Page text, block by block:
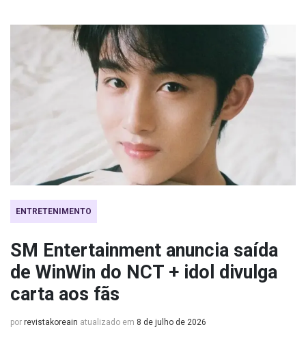
ENTRETENIMENTO
SM Entertainment anuncia saída
de WinWin do NCT + idol divulga
carta aos fãs
por revistakoreain atualizado em 8 de julho de 2026